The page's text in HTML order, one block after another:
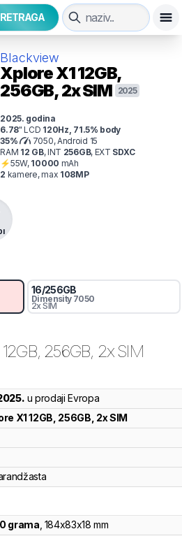
Blackview
Xplore X112GB,
256GB, 2x SIM
2025
2025. godina
6.78" LCD 120Hz, 71.5% body
35%
7050, Android 15
RAM 12 GB,INT 256GB, EXT SDXC
⚡55W, 10000 mAh
2 kamere, max 108MP
16/256GB
Dimensity 7050
2x SIM
12GB, 256GB, 2x SIM
u prodaji Evropa
X1 12GB, 256GB, 2x SIM
grama 184x83x18 mm